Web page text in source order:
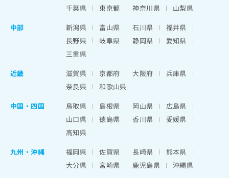
千葉県
東京都 神奈川県
山梨県
中部
新潟県 富山県 石川県
福井県
長野県
岐阜県 静岡県
愛知県
三重県
近畿
滋賀県 京都府 大阪府
兵庫県
奈良県
和歌山県
中国・四国
鳥取県 島根県 岡山県
広島県
山口県
徳島県 香川県
愛媛県
高知県
九州・沖縄
福岡県 佐賀県 長崎県
熊本県
大分県
宮崎県 鹿児島県 沖縄県